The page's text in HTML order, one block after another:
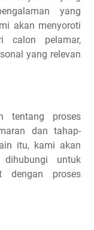
yang
akan menyoroti
calon pelamar,
yang relevan
tentang proses
dan tahap-
itu, kami akan
untuk
dengan proses